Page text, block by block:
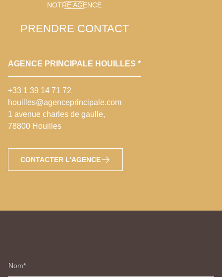
NOTRE AGENCE
PRENDRE CONTACT
AGENCE PRINCIPALE HOUILLES *
+33 1 39 14 71 72
houilles@agenceprincipale.com
1 avenue charles de gaulle,
78800 Houilles
CONTACTER L'AGENCE
Nom